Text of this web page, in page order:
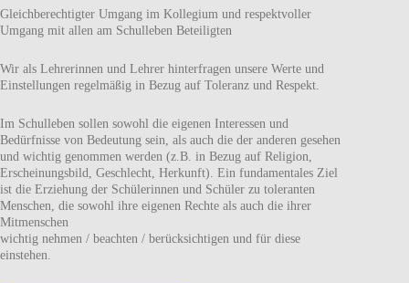
Gleichberechtigter Umgang im Kollegium und respektvoller
Umgang mit allen am Schulleben Beteiligten
Wir als Lehrerinnen und Lehrer hinterfragen unsere Werte und
Einstellungen regelmäßig in Bezug auf Toleranz und Respekt.
Im Schulleben sollen sowohl die eigenen Interessen und
Bedürfnisse von Bedeutung sein, als auch die der anderen gesehen
und wichtig genommen werden (z.B. in Bezug auf Religion,
Erscheinungsbild, Geschlecht, Herkunft). Ein fundamentales Ziel
ist die Erziehung der Schülerinnen und Schüler zu toleranten
Menschen, die sowohl ihre eigenen Rechte als auch die ihrer
Mitmenschen
wichtig nehmen / beachten / berücksichtigen und für diese
einstehen.